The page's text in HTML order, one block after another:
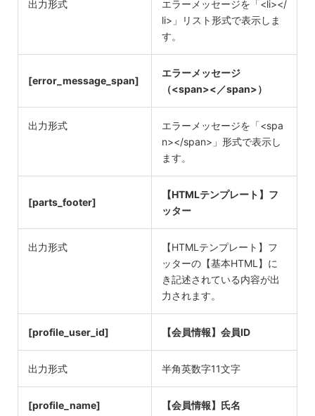
出力形式
エラーメッセージを「<li></
li>」リスト形式で表示しま
す。
[error_message_span]
エラーメッセージ
（<span><／span>）
出力形式
エラーメッセージを「<spa
n></span>」形式で表示し
ます。
[parts_footer]
【HTMLテンプレート】フ
ッター
出力形式
【HTMLテンプレート】フ
ッターの【基本HTML】に
き記述されている内容が出
力されます。
[profile_user_id] 【会員情報】会員ID
出力形式 半角英数字11文字
[profile_name] 【会員情報】氏名